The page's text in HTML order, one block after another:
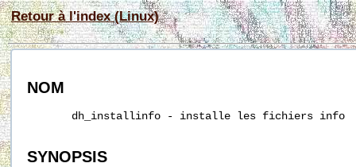
Retour à l'index (Linux)
NOM
       dh_installinfo - installe les fichiers info
SYNOPSIS